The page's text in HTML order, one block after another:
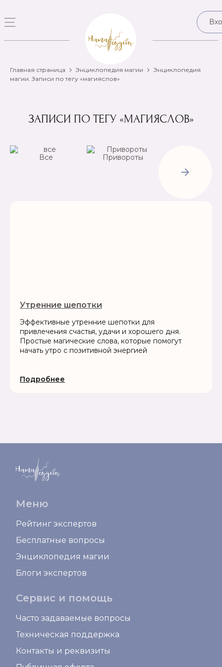
Главная страница Энциклопедия магии
Энциклопедия
магии. Записи по тегу «магияслов»
ЗАПИСИ ПО ТЕГУ «МАГИЯСЛОВ»
Все
Привороты
Рассорки
Утренние шепотки
Эффективные утренние шепотки для
привлечения счастья, удачи и хорошего дня.
Простые магические слова, которые помогут
начать утро с позитивной энергией
Подробнее
Меню
Рейтинг экспертов
Бесплатные вопросы
Энциклопедия магии
Блоги экспертов
Сервис и помощь
Часто задаваемые вопросы
Техническая поддержка
Контакты и реквизиты